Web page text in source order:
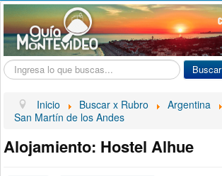
Buscar... Buscar
Inicio Buscar x Rubro
Argentina
San Martín de los Andes
Alojamiento: Hostel Alhue